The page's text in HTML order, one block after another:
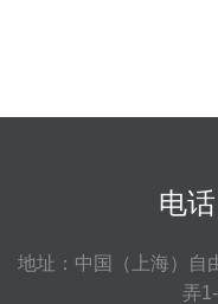
电
地址：中国（上海）自
弄